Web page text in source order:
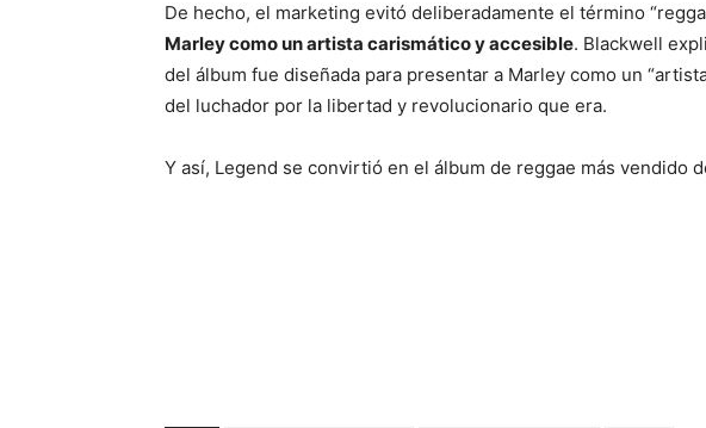
De hecho, el marketing evitó deliberadamente el término
Marley como un artista carismático y accesible. Blackwell
del álbum fue diseñada para presentar a Marley como un
del luchador por la libertad y revolucionario que era.
Y así, Legend se convirtió en el álbum de reggae más vendido